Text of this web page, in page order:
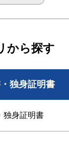
から探す
独身証明書
独身証明書